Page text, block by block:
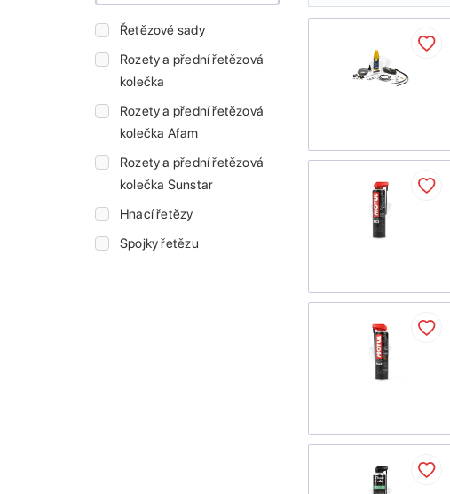
Řetězové sady
Rozety a přední řetězová
kolečka
Rozety a přední řetězová
kolečka Afam
Rozety a přední řetězová
kolečka Sunstar
Hnací řetězy
Spojky řetězu